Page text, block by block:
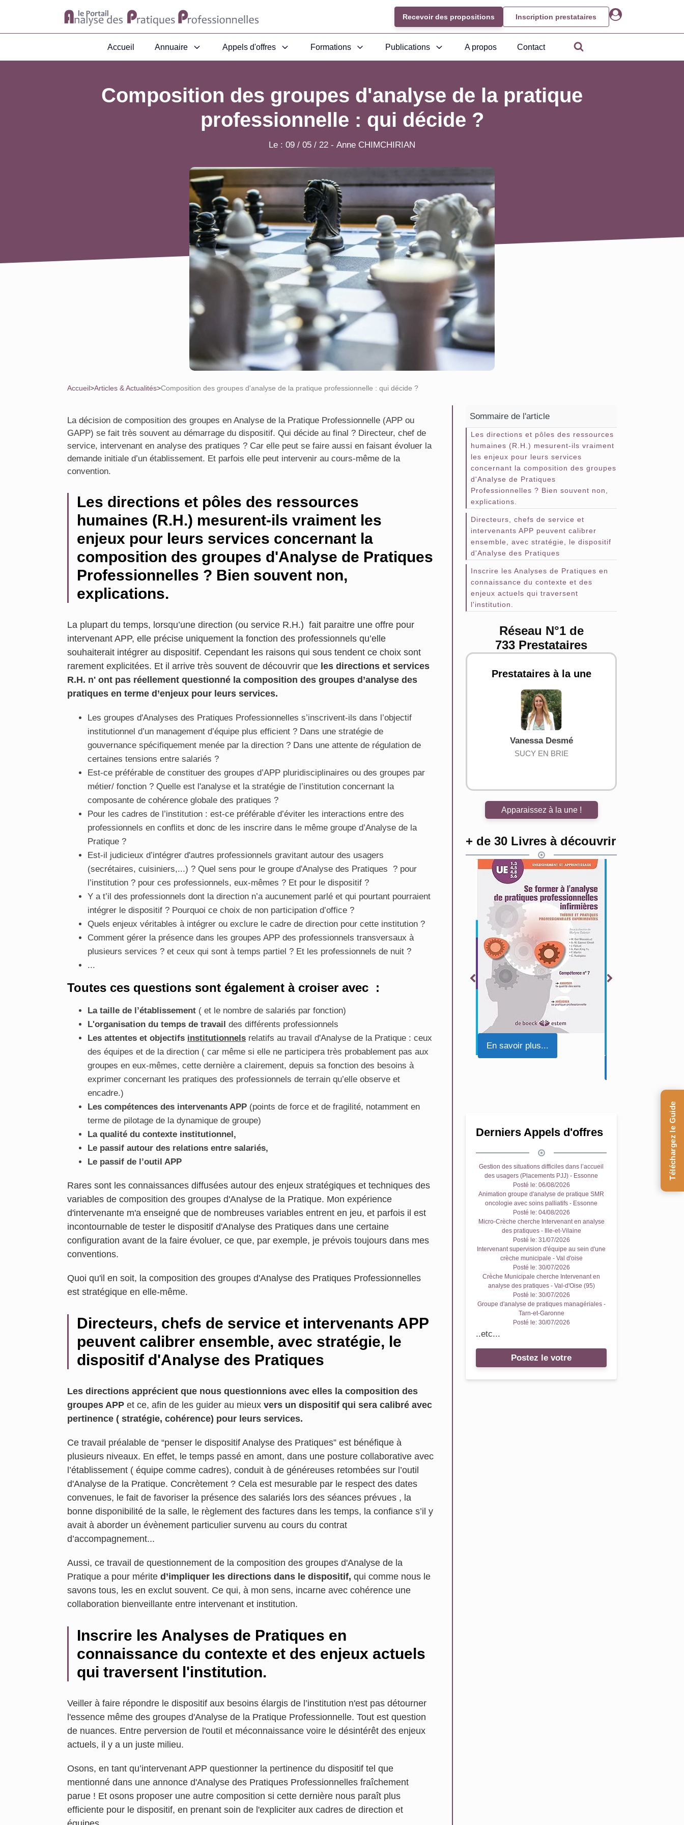
Recevoir des propositions Inscription prestataires
Accueil Annuaire Appels d'offres Formations Publications A propos Contact
Composition des groupes d'analyse de la pratique
professionnelle : qui décide ?
Le : 09 / 05 / 22 - Anne CHIMCHIRIAN
Accueil>Articles & Actualités>Composition des groupes d'analyse de la pratique professionnelle : qui décide ?
La décision de composition des groupes en Analyse de la Pratique Professionnelle (APP ou
GAPP) se fait très souvent au démarrage du dispositif. Qui décide au final ? Directeur, chef de
service, intervenant en analyse des pratiques ? Car elle peut se faire aussi en faisant évoluer la
demande initiale d’un établissement. Et parfois elle peut intervenir au cours-même de la
convention.
Les directions et pôles des ressources
humaines (R.H.) mesurent-ils vraiment les
enjeux pour leurs services concernant la
composition des groupes d'Analyse de Pratiques
Professionnelles ? Bien souvent non,
explications.
La plupart du temps, lorsqu’une direction (ou service R.H.) fait paraitre une offre pour
intervenant APP, elle précise uniquement la fonction des professionnels qu’elle
souhaiterait intégrer au dispositif. Cependant les raisons qui sous tendent ce choix sont
rarement explicitées. Et il arrive très souvent de découvrir que les directions et services
R.H. n' ont pas réellement questionné la composition des groupes d’analyse des
pratiques en terme d’enjeux pour leurs services.
Les groupes d'Analyses des Pratiques Professionnelles s’inscrivent-ils dans l’objectif
institutionnel d’un management d’équipe plus efficient ? Dans une stratégie de
gouvernance spécifiquement menée par la direction ? Dans une attente de régulation de
certaines tensions entre salariés ?
Est-ce préférable de constituer des groupes d’APP pluridisciplinaires ou des groupes par
métier/ fonction ? Quelle est l'analyse et la stratégie de l’institution concernant la
composante de cohérence globale des pratiques ?
Pour les cadres de l’institution : est-ce préférable d’éviter les interactions entre des
professionnels en conflits et donc de les inscrire dans le même groupe d’Analyse de la
Pratique ?
Est-il judicieux d’intégrer d'autres professionnels gravitant autour des usagers
(secrétaires, cuisiniers,...) ? Quel sens pour le groupe d'Analyse des Pratiques ? pour
l’institution ? pour ces professionnels, eux-mêmes ? Et pour le dispositif ?
Y a t’il des professionnels dont la direction n’a aucunement parlé et qui pourtant pourraient
intégrer le dispositif ? Pourquoi ce choix de non participation d’office ?
Quels enjeux véritables à intégrer ou exclure le cadre de direction pour cette institution ?
Comment gérer la présence dans les groupes APP des professionnels transversaux à
plusieurs services ? et ceux qui sont à temps partiel ? Et les professionnels de nuit ?
...
Toutes ces questions sont également à croiser avec :
La taille de l’établissement ( et le nombre de salariés par fonction)
L'organisation du temps de travail des différents professionnels
Les attentes et objectifs institutionnels relatifs au travail d'Analyse de la Pratique : ceux
des équipes et de la direction ( car même si elle ne participera très probablement pas aux
groupes en eux-mêmes, cette dernière a clairement, depuis sa fonction des besoins à
exprimer concernant les pratiques des professionnels de terrain qu’elle observe et
encadre.)
Les compétences des intervenants APP (points de force et de fragilité, notamment en
terme de pilotage de la dynamique de groupe)
La qualité du contexte institutionnel,
Le passif autour des relations entre salariés,
Le passif de l’outil APP
Rares sont les connaissances diffusées autour des enjeux stratégiques et techniques des
variables de composition des groupes d'Analyse de la Pratique. Mon expérience
d'intervenante m'a enseigné que de nombreuses variables entrent en jeu, et parfois il est
incontournable de tester le dispositif d'Analyse des Pratiques dans une certaine
configuration avant de la faire évoluer, ce que, par exemple, je prévois toujours dans mes
conventions.
Quoi qu'il en soit, la composition des groupes d'Analyse des Pratiques Professionnelles
est stratégique en elle-même.
Directeurs, chefs de service et intervenants APP
peuvent calibrer ensemble, avec stratégie, le
dispositif d'Analyse des Pratiques
Les directions apprécient que nous questionnions avec elles la composition des
groupes APP et ce, afin de les guider au mieux vers un dispositif qui sera calibré avec
pertinence ( stratégie, cohérence) pour leurs services.
Ce travail préalable de “penser le dispositif Analyse des Pratiques” est bénéfique à
plusieurs niveaux. En effet, le temps passé en amont, dans une posture collaborative avec
l’établissement ( équipe comme cadres), conduit à de généreuses retombées sur l’outil
d'Analyse de la Pratique. Concrètement ? Cela est mesurable par le respect des dates
convenues, le fait de favoriser la présence des salariés lors des séances prévues , la
bonne disponibilité de la salle, le règlement des factures dans les temps, la confiance s’il y
avait à aborder un évènement particulier survenu au cours du contrat
d’accompagnement...
Aussi, ce travail de questionnement de la composition des groupes d'Analyse de la
Pratique a pour mérite d’impliquer les directions dans le dispositif, qui comme nous le
savons tous, les en exclut souvent. Ce qui, à mon sens, incarne avec cohérence une
collaboration bienveillante entre intervenant et institution.
Inscrire les Analyses de Pratiques en
connaissance du contexte et des enjeux actuels
qui traversent l'institution.
Veiller à faire répondre le dispositif aux besoins élargis de l’institution n'est pas détourner
l'essence même des groupes d'Analyse de la Pratique Professionnelle. Tout est question
de nuances. Entre perversion de l'outil et méconnaissance voire le désintérêt des enjeux
actuels, il y a un juste milieu.
Osons, en tant qu’intervenant APP questionner la pertinence du dispositif tel que
mentionné dans une annonce d'Analyse des Pratiques Professionnelles fraîchement
parue ! Et osons proposer une autre composition si cette dernière nous paraît plus
efficiente pour le dispositif, en prenant soin de l'expliciter aux cadres de direction et
Sommaire de l'article
Les directions et pôles des ressources
humaines (R.H.) mesurent-ils vraiment
les enjeux pour leurs services
concernant la composition des groupes
d'Analyse de Pratiques
Professionnelles ? Bien souvent non,
explications.
Directeurs, chefs de service et
intervenants APP peuvent calibrer
ensemble, avec stratégie, le dispositif
d'Analyse des Pratiques
Inscrire les Analyses de Pratiques en
connaissance du contexte et des
enjeux actuels qui traversent
l'institution.
Réseau N°1 de
733 Prestataires
Prestataires à la une
Ludwig Maquet Vanessa Desmé
SUCY EN BRIE
Apparaissez à la une !
+ de 30 Livres à découvrir
En savoir plus...
En savoir plus...
Derniers Appels d'offres
Gestion des situations difficiles dans l’accueil
des usagers (Placements PJJ) - Essonne
Posté le: 06/08/2026
Animation groupe d'analyse de pratique SMR
oncologie avec soins palliatifs - Essonne
Posté le: 04/08/2026
Micro-Crèche cherche Intervenant en analyse
des pratiques - Ille-et-Vilaine
Posté le: 31/07/2026
Intervenant supervision d'équipe au sein d'une
crèche municipale - Val d'oise
Posté le: 30/07/2026
Crèche Municipale cherche Intervenant en
analyse des pratiques - Val-d'Oise (95)
Posté le: 30/07/2026
Groupe d'analyse de pratiques managériales -
Tarn-et-Garonne
Posté le: 30/07/2026
..etc...
Postez le votre
Téléchargez le Guide